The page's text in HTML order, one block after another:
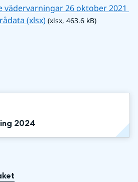
vädervarningar 26 oktober 2021
(xlsx)xlsx, 463.6 kB.
(xlsx, 463.6 kB)
2024